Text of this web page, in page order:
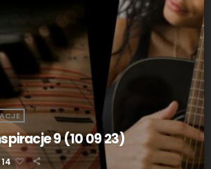
9 (10 09 23)
14